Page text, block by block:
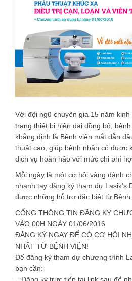
Với đội ngũ chuyên gia 15 năm
trang thiết bị hiện đại đồng bộ,
khẳng định là Bệnh viện mắt dẫn
thuật cao, giúp bệnh nhân có được
dịch vụ hoàn hảo với mức chi phí
Mỗi ngày là một cơ hội vàng dành
nhanh tay đăng ký tham dự Lasik’s
được những hỗ trợ đặc biệt từ Bệnh
CỔNG THÔNG TIN ĐĂNG KÝ
VÀO 00H NGÀY 01/06/2016
ĐĂNG KÝ NGAY ĐỂ CÓ CƠ HỘI
NHẤT TỪ BỆNH VIỆN!
Để đăng ký tham dự chương trình
bạn cần: